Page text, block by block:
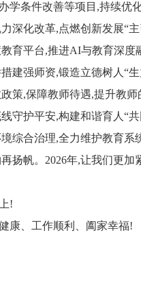
学条件改善等项目,持续优
深化改革,点燃创新发展“主
育平台,推进AI与教育深度
建强师资,锻造立德树人“生
策,保障教师待遇,提升教
守护平安,构建和谐育人“共
综合治理,全力维护教育系
扬帆。2026年,让我们更
!
康、工作顺利、阖家幸福!